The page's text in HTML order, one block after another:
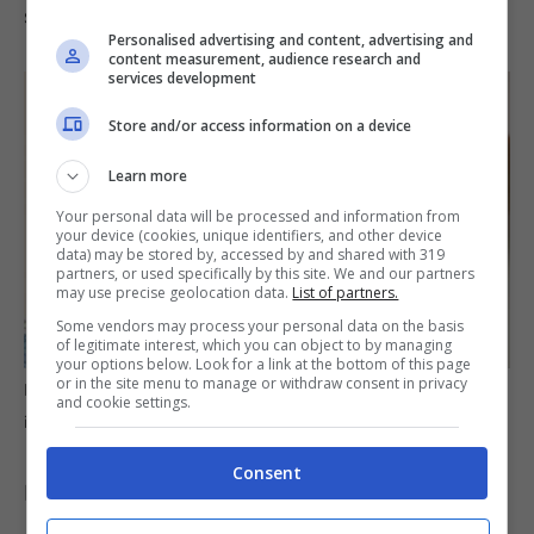
sopravvivenza economica delle famiglie.
Perché dovresti avere sempre contanti in casa –
informazioneoggi.it
L’
analisi dettagliata di quattro eventi critici
Personalised advertising and content, advertising and
content measurement, audience research and
services development
Store and/or access information on a device
Learn more
Your personal data will be processed and information from
your device (cookies, unique identifiers, and other device
data) may be stored by, accessed by and shared with 319
partners, or used specifically by this site. We and our partners
may use precise geolocation data. List of partners.
Some vendors may process your personal data on the basis
of legitimate interest, which you can object to by managing
your options below. Look for a link at the bottom of this page
or in the site menu to manage or withdraw consent in privacy
and cookie settings.
Consent